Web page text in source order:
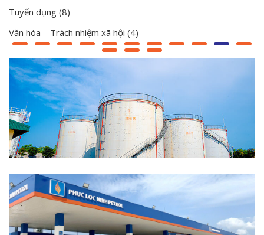
Tuyển dụng (8)
Văn hóa – Trách nhiệm xã hội (4)